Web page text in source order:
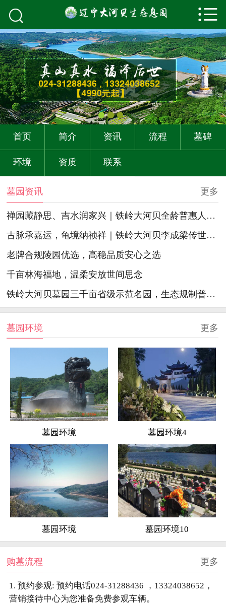

关于我们
墓园资讯
购墓流程
墓碑展示
墓园环境
 
首页 简介 资讯 流程 墓碑
环境 资质 联系
墓园资讯 更多
禅园藏静思、吉水润家兴｜铁岭大河贝全龄普惠人文生态标杆陵园
古脉承嘉运，龟境纳祯祥｜铁岭大河贝李成梁传世祖脉生态陵园
老牌合规陵园优选，高稳品质安心之选
千亩林海福地，温柔安放世间思念
铁岭大河贝墓园三千亩省级示范名园，生态规制普惠精护安心福地
墓园环境 更多
墓园环境 墓园环境4
墓园环境 墓园环境10
购墓流程 更多
1. 预约参观: 预约电话024-31288436 ，13324038652，
营销接待中心为您准备免费参观车辆。